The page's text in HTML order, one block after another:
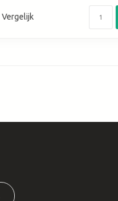
Vergelijk